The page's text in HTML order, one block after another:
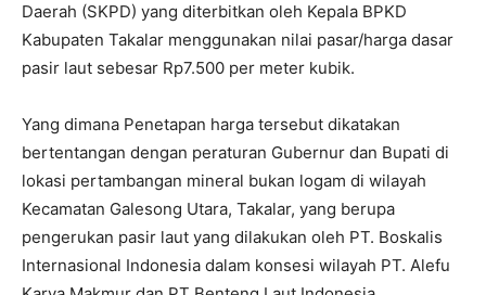
Daerah (SKPD) yang diterbitkan oleh Kepala BPKD
Kabupaten Takalar menggunakan nilai pasar/harga dasar
pasir laut sebesar Rp7.500 per meter kubik.
Yang dimana Penetapan harga tersebut dikatakan
bertentangan dengan peraturan Gubernur dan Bupati di
lokasi pertambangan mineral bukan logam di wilayah
Kecamatan Galesong Utara, Takalar, yang berupa
pengerukan pasir laut yang dilakukan oleh PT. Boskalis
Internasional Indonesia dalam konsesi wilayah PT. Alefu